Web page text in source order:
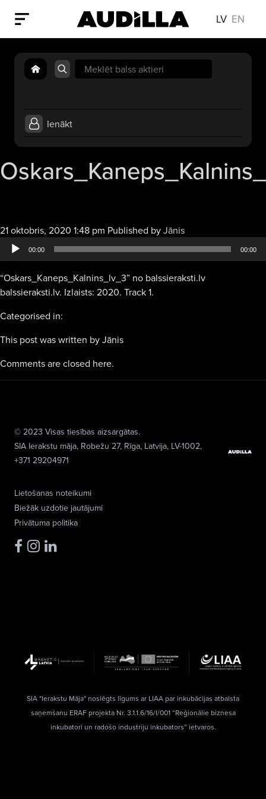
LV EN
Search
for:
Ienākt
21 oktobris, 2020 1:48 pm Published byJānisAudio
atskaņotājs
00:00 00:00
“Oskars_Kaneps_Kalnins_lv_3” no balssieraksti.lv
balssieraksti.lv. Izlaists: 2020. Track 1.
Categorised in:
This post was written by Jānis
Comments are closed here.
Lietošanas noteikumi
Biežāk uzdotie jautājumi
Privātuma politika
© 2023 Visas tiesības aizsargātas.
SIA Ierakstu māja, Robežu 27, Rīga, Latvija, LV-1002,
+371 29204971
SIA "Ierakstu Māja" noslēgts līgums ar LIAA par inkubācijas atbalsta
saņemšanu ERAF projekta Nr. 3.1.1.6/16/I/001 “Reģionālie biznesa
inkubatori un radošo industriju inkubators” ietvaros.